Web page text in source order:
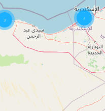
2
3